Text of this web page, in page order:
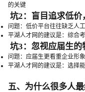
的关键
坑2：盲目追求低价
问题：低价平台往往缺乏人
平湖人才网的建议是：综合
坑3：忽视应届生的
问题：应届生更看重企业形
平湖人才网的建议是：选择
五、为什么很多人